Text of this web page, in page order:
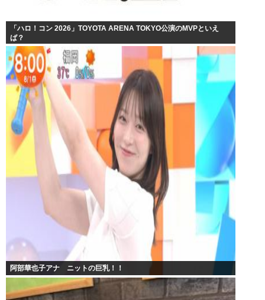
「ハロ！コン 2026」TOYOTA ARENA TOKYO公演のMVPといえ
ば？
阿部華也子アナ ニットの巨乳！！